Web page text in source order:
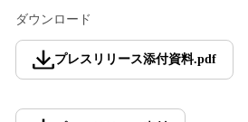
ダウンロード
プレスリリース添付資料.pdf